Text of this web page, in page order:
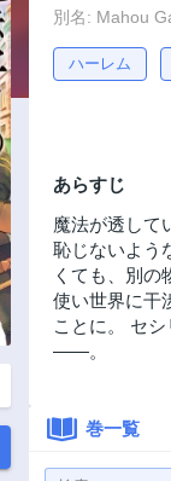
別名: Mahou
ハーレム
あらすじ
魔法が透して
恥じないよう
くても、別
使い世界に干
ことに。 セ
――。
巻一覧